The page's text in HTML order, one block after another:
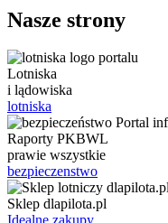
Nasze strony
Lotniska
i lądowiska
lotniska
Raporty PKBWL
prawie wszystkie
bezpieczenstwo
Sklep dlapilota.pl